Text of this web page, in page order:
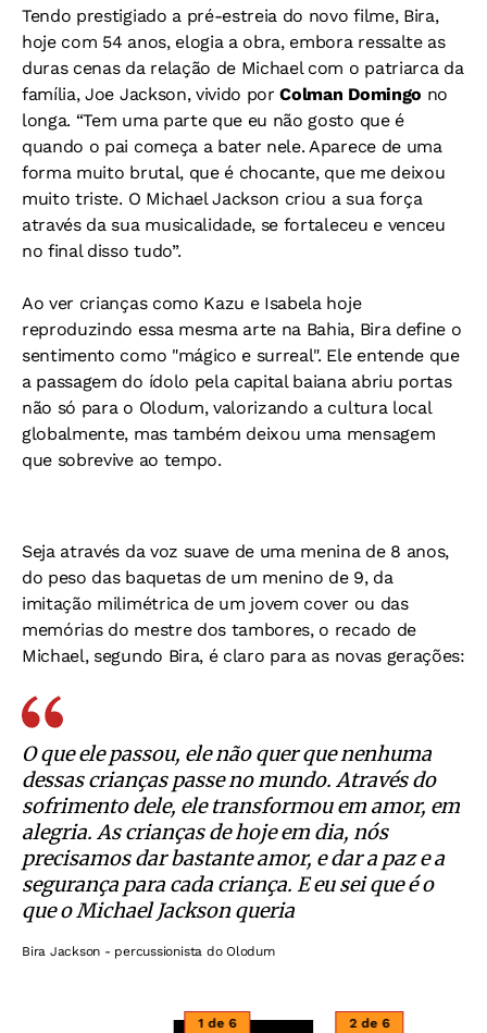
Tendo prestigiado a pré-estreia do novo filme, Bira,
hoje com 54 anos, elogia a obra, embora ressalte as
duras cenas da relação de Michael com o patriarca da
família, Joe Jackson, vivido porColman Domingo no
longa. “Tem uma parte que eu não gosto que é
quando o pai começa a bater nele. Aparece de uma
forma muito brutal, que é chocante, que me deixou
muito triste. O Michael Jackson criou a sua força
através da sua musicalidade, se fortaleceu e venceu
no final disso tudo”.
Ao ver crianças como Kazu e Isabela hoje
reproduzindo essa mesma arte na Bahia, Bira define o
sentimento como "mágico e surreal". Ele entende que
a passagem do ídolo pela capital baiana abriu portas
não só para o Olodum, valorizando a cultura local
globalmente, mas também deixou uma mensagem
que sobrevive ao tempo.
Seja através da voz suave de uma menina de 8 anos,
do peso das baquetas de um menino de 9, da
imitação milimétrica de um jovem cover ou das
memórias do mestre dos tambores, o recado de
Michael, segundo Bira, é claro para as novas gerações:
O que ele passou, ele não quer que nenhuma
dessas crianças passe no mundo. Através do
sofrimento dele, ele transformou em amor, em
alegria. As crianças de hoje em dia, nós
precisamos dar bastante amor, e dar a paz e a
segurança para cada criança. E eu sei que é o
que o Michael Jackson queria
Bira Jackson - percussionista do Olodum
1 de 6 2 de 6